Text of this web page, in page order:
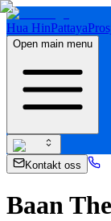
Hua HinPattaya
Open main menu
Kontakt oss
Baan